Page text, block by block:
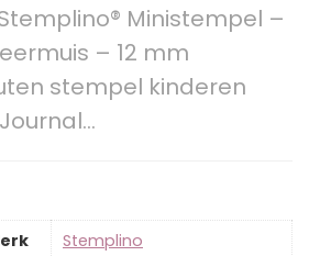
Ministempel –
– 12 mm
stempel kinderen
‎Stemplino